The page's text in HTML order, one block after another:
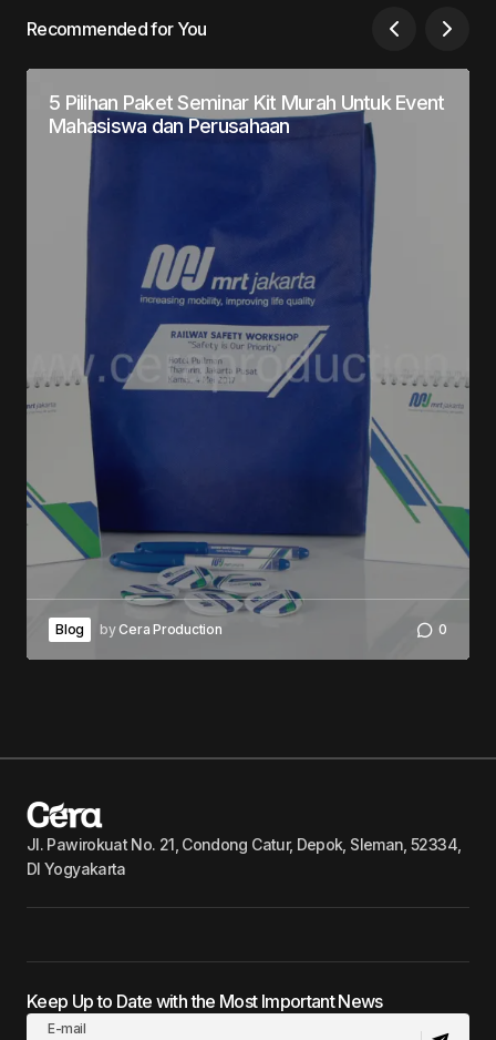
Recommended for You
5 Pilihan Paket Seminar Kit Murah Untuk Event
Mahasiswa dan Perusahaan
Blog byCera Production 0
Jl. Pawirokuat No. 21, Condong Catur, Depok, Sleman, 52334,
DI Yogyakarta
Keep Up to Date with the Most Important News
E-mail